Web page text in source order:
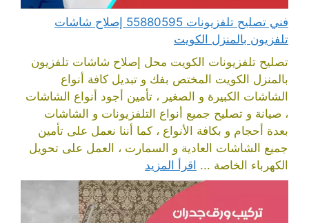
فني تصليح تلفزيونات 55880595 إصلاح شاشات
تلفزيون بالمنزل الكويت
تصليح تلفزيونات الكويت محل إصلاح شاشات تلفزيون
بالمنزل الكويت المختص بفك و تبديل كافة أنواع
الشاشات الكبيرة و الصغير ، تأمين أجود أنواع الشاشات
، صيانة و تصليح جميع أنواع التلفزيونات و الشاشات
بعدة أحجام و بكافة الأنواع ، كما أننا نعمل على تأمين
جميع الشاشات العادية و السمارت ، العمل على تحويل
الكهرباء الخاصة ... اقرأ المزيد